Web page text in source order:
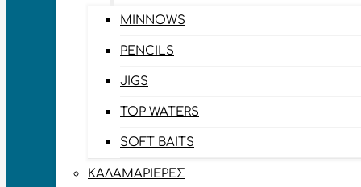
MINNOWS
PENCILS
JIGS
TOP WATERS
SOFT BAITS
ΚΑΛΑΜΑΡΙΈΡΕΣ